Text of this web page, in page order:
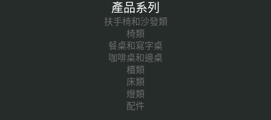
產品系列
扶手椅和沙發類
椅類
餐桌和寫字桌
咖啡桌和邊桌
櫃類
床類
燈類
配件